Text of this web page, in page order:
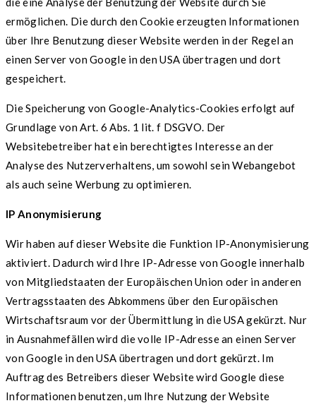
ermöglichen. Die durch den Cookie erzeugten Informationen
über Ihre Benutzung dieser Website werden in der Regel an
einen Server von Google in den USA übertragen und dort
gespeichert.
Die Speicherung von Google-Analytics-Cookies erfolgt auf
Grundlage von Art. 6 Abs. 1 lit. f DSGVO. Der
Websitebetreiber hat ein berechtigtes Interesse an der
Analyse des Nutzerverhaltens, um sowohl sein Webangebot
als auch seine Werbung zu optimieren.
IP Anonymisierung
Wir haben auf dieser Website die Funktion IP-Anonymisierung
aktiviert. Dadurch wird Ihre IP-Adresse von Google innerhalb
von Mitgliedstaaten der Europäischen Union oder in anderen
Vertragsstaaten des Abkommens über den Europäischen
Wirtschaftsraum vor der Übermittlung in die USA gekürzt. Nur
in Ausnahmefällen wird die volle IP-Adresse an einen Server
von Google in den USA übertragen und dort gekürzt. Im
Auftrag des Betreibers dieser Website wird Google diese
Informationen benutzen, um Ihre Nutzung der Website